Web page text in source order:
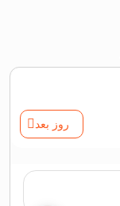
روز بعد